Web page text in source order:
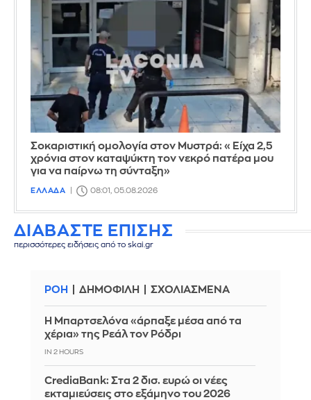
Σοκαριστική ομολογία στον Μυστρά: «Είχα 2,5
χρόνια στον καταψύκτη τον νεκρό πατέρα μου
για να παίρνω τη σύνταξη»
ΕΛΛΑΔΑ 08:01, 05.08.2026
ΔΙΑΒΑΣΤΕ ΕΠΙΣΗΣ
περισσότερες ειδήσεις από το skai.gr
ΡΟΗ ΔΗΜΟΦΙΛΗ ΣΧΟΛΙΑΣΜΕΝΑ
Η Μπαρτσελόνα «άρπαξε μέσα από τα
χέρια» της Ρεάλ τον Ρόδρι
IN 2 HOURS
CrediaBank: Στα 2 δισ. ευρώ οι νέες
εκταμιεύσεις στο εξάμηνο του 2026